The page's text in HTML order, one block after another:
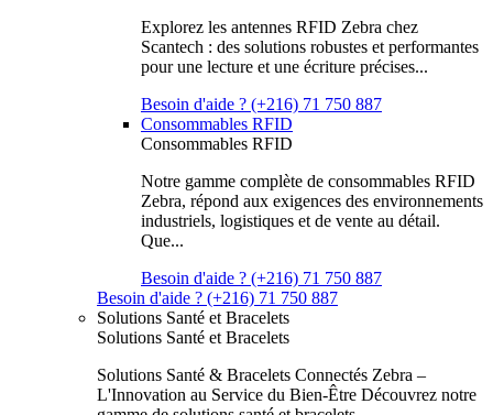
Explorez les antennes RFID Zebra chez
Scantech : des solutions robustes et performantes
pour une lecture et une écriture précises...
Besoin d'aide ? (+216) 71 750 887
Consommables RFID
Consommables RFID
Notre gamme complète de consommables RFID
Zebra, répond aux exigences des environnements
industriels, logistiques et de vente au détail.
Que...
Besoin d'aide ? (+216) 71 750 887
Besoin d'aide ? (+216) 71 750 887
Solutions Santé et Bracelets
Solutions Santé et Bracelets
Solutions Santé & Bracelets Connectés Zebra –
L'Innovation au Service du Bien-Être Découvrez notre